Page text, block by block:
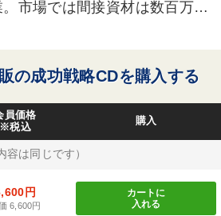
スハック 成功哲学
お金の授業 SNS活用
デル 伝統・文化 スポーツ関連
業 一流人
市場では間接資材は数百万点
商事と米国資材通販の大手が
ベンチャー企業。90万点にも
1個から注文できるオーダーシ
リバリー体制が支持され、顧
ている中小企業の救世主。
億円。2006年東証マザーズ上
京生まれ。東大経済学部卒業
の成功戦略CDを購入する
員価格
※税込
購入
容は同じです）
円
6,600円
カートに
入れる